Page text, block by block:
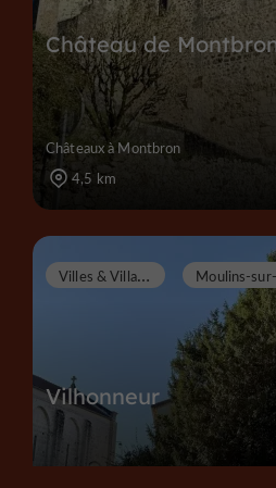
Château de
Châteaux à Montbron
4,5 km
Vilhonneur
V
illes & Villages